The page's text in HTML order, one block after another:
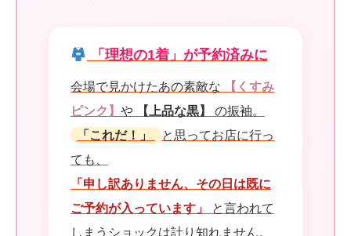
「理想の1着」が予約済みに
会場で見かけたあの素敵な
【くすみ
ピンク】 や 【上品な黒】
の振袖。
「これだ！」
と思ってお店に行っ
ても、
「申し訳ありません、その日は既に
ご予約が入っています」
と言われて
しまうショックは計り知れません。